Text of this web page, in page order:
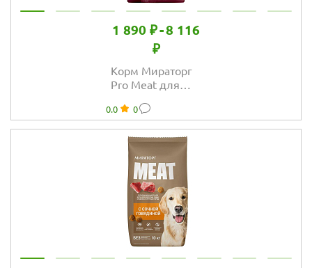
1 890 ₽-8 116
₽
Корм Мираторг
Pro Meat для
средних пород с
ягнёнком и
картофелем
0.0 0